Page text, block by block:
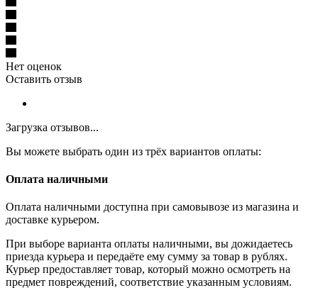
Нет оценок
Оставить отзыв
Загрузка отзывов...
Вы можете выбрать один из трёх вариантов оплаты:
Оплата наличными
Оплата наличными доступна при самовывозе из магазина и
доставке курьером.
При выборе варианта оплаты наличными, вы дожидаетесь
приезда курьера и передаёте ему сумму за товар в рублях.
Курьер предоставляет товар, который можно осмотреть на
предмет повреждений, соответствие указанным условиям.